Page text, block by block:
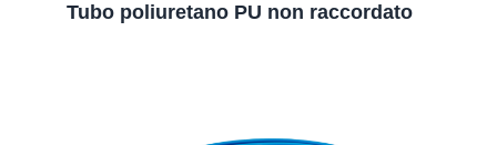
Tubo poliuretano PU non raccordato